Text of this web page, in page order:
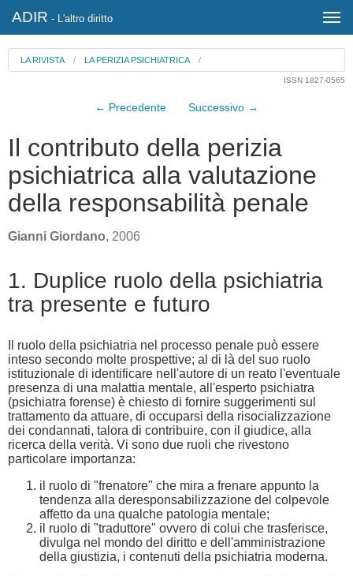
ADIR - L'altro diritto
LA RIVISTA / LA PERIZIA PSICHIATRICA/
ISSN 1827-0565
← Precedente Successivo →
Il contributo della perizia
psichiatrica alla valutazione
della responsabilità penale
Gianni Giordano, 2006
1. Duplice ruolo della psichiatria
tra presente e futuro
Il ruolo della psichiatria nel processo penale può essere
inteso secondo molte prospettive; al di là del suo ruolo
istituzionale di identificare nell'autore di un reato l'eventuale
presenza di una malattia mentale, all'esperto psichiatra
(psichiatra forense) è chiesto di fornire suggerimenti sul
trattamento da attuare, di occuparsi della risocializzazione
dei condannati, talora di contribuire, con il giudice, alla
ricerca della verità. Vi sono due ruoli che rivestono
particolare importanza:
il ruolo di "frenatore" che mira a frenare appunto la
tendenza alla deresponsabilizzazione del colpevole
affetto da una qualche patologia mentale;
il ruolo di "traduttore" ovvero di colui che trasferisce,
divulga nel mondo del diritto e dell'amministrazione
della giustizia, i contenuti della psichiatria moderna.